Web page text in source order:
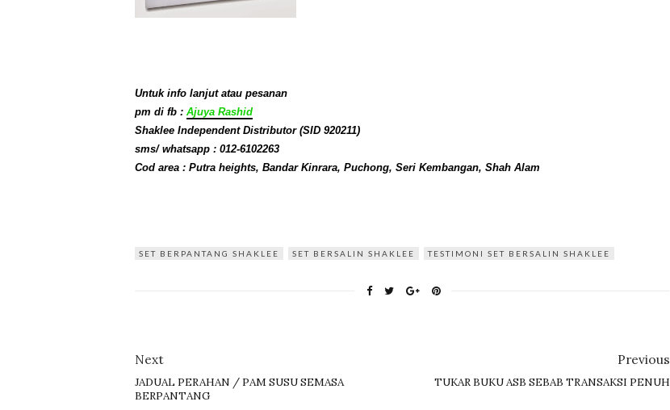
Untuk info lanjut atau pesanan
pm di fb : Ajuya Rashid
Shaklee Independent Distributor (SID 920211)
sms/ whatsapp : 012-6102263
Cod area : Putra heights, Bandar Kinrara, Puchong, Seri Kembangan, Shah Alam
SET BERPANTANG SHAKLEE SET BERSALIN SHAKLEE TESTIMONI SET BERSALIN SHAKLEE
Next
JADUAL PERAHAN / PAM SUSU SEMASA
BERPANTANG
Previous
TUKAR BUKU ASB SEBAB TRANSAKSI PENUH